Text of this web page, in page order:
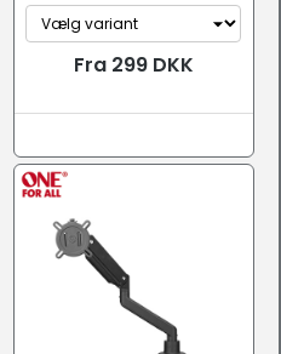
Fra 299 DKK